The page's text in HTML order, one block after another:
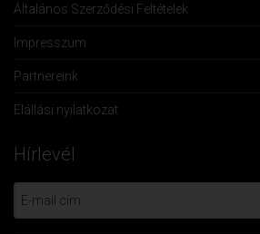
Általános Szerződési Feltételek
Impresszum
Partnereink
Elállási nyilatkozat
Hírlevél